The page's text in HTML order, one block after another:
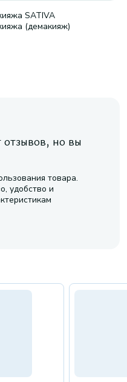
SATIVA
(демакияж)
отзывов, но вы
товара.
удобство и